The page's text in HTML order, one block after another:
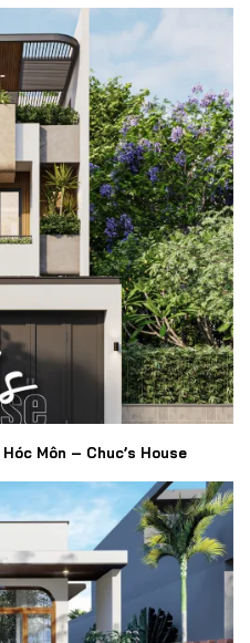
Môn – Chuc’s House